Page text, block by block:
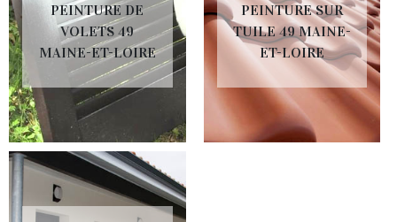
PEINTURE DE
VOLETS 49
MAINE-ET-LOIRE
PEINTURE SUR
TUILE 49 MAINE-
ET-LOIRE